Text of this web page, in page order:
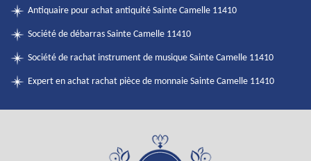
Antiquaire pour achat antiquité Sainte Camelle 11410
Société de débarras Sainte Camelle 11410
Société de rachat instrument de musique Sainte Camelle 11410
Expert en achat rachat pièce de monnaie Sainte Camelle 11410